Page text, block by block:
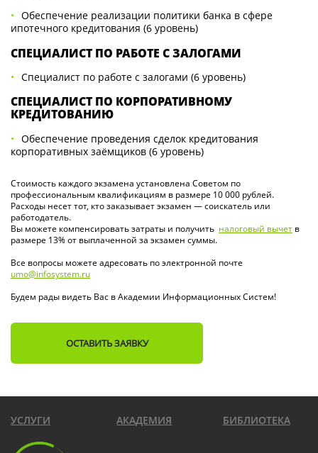
Обеспечение реализации политики банка в сфере
ипотечного кредитования (6 уровень)
СПЕЦИАЛИСТ ПО РАБОТЕ С ЗАЛОГАМИ
Специалист по работе с залогами (6 уровень)
СПЕЦИАЛИСТ ПО КОРПОРАТИВНОМУ
КРЕДИТОВАНИЮ
Обеспечение проведения сделок кредитования
корпоративных заёмщиков (6 уровень)
Стоимость каждого экзамена установлена Советом по
профессиональным квалификациям в размере 10 000 рублей.
Расходы несет тот, кто заказывает экзамен — соискатель или
работодатель.
Вы можете компенсировать затраты и получить налоговый вычет в
размере 13% от выплаченной за экзамен суммы.
Все вопросы можете адресовать по электронной почте
umo@infosystem.ru
Будем рады видеть Вас в Академии Информационных Систем!
ОСТАВИТЬ ЗАЯВКУ
УСЛУГИ АКАДЕМИЯ БИБЛИОТЕКА